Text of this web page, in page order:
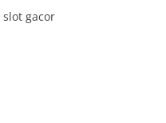
slot gacor